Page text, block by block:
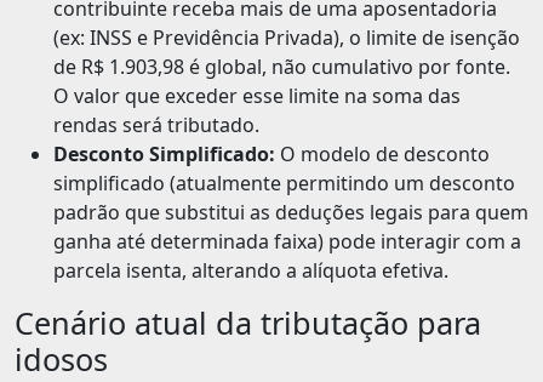
contribuinte receba mais de uma aposentadoria
(ex: INSS e Previdência Privada), o limite de isenção
de R$ 1.903,98 é global, não cumulativo por fonte.
O valor que exceder esse limite na soma das
rendas será tributado.
Desconto Simplificado: O modelo de desconto
simplificado (atualmente permitindo um desconto
padrão que substitui as deduções legais para quem
ganha até determinada faixa) pode interagir com a
parcela isenta, alterando a alíquota efetiva.
Cenário atual da tributação para
idosos